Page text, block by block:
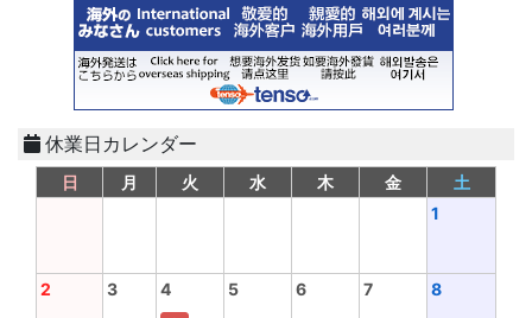
休業日カレンダー
日 月 火 水 木 金
土
1
2 3 4 5 6 7 8